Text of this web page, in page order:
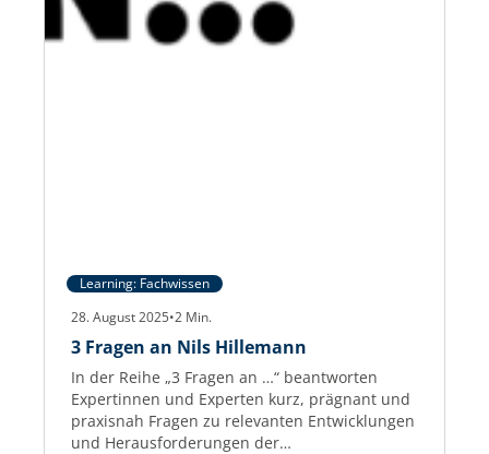
Learning: Fachwissen
28. August 2025•2 Min.
3 Fragen an Nils Hillemann
In der Reihe „3 Fragen an …“ beantworten
Expertinnen und Experten kurz, prägnant und
praxisnah Fragen zu relevanten Entwicklungen
und Herausforderungen der